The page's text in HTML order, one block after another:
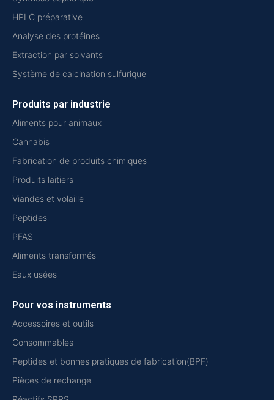
HPLC préparative
Analyse des protéines
Extraction par solvants
Système de calcination sulfurique
Produits par industrie
Aliments pour animaux
Cannabis
Fabrication de produits chimiques
Produits laitiers
Viandes et volaille
Peptides
PFAS
Aliments transformés
Eaux usées
Pour vos instruments
Accessoires et outils
Consommables
Peptides et bonnes pratiques de fabrication(BPF)
Pièces de rechange